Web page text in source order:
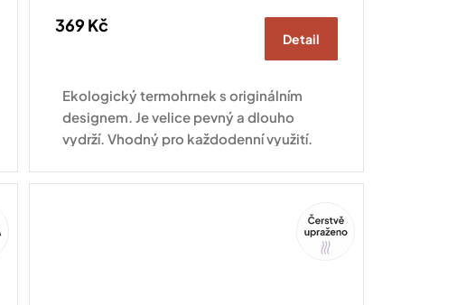
369 Kč
Detail
Ekologický termohrnek s originálním
designem. Je velice pevný a dlouho
vydrží. Vhodný pro každodenní využití.
Tip